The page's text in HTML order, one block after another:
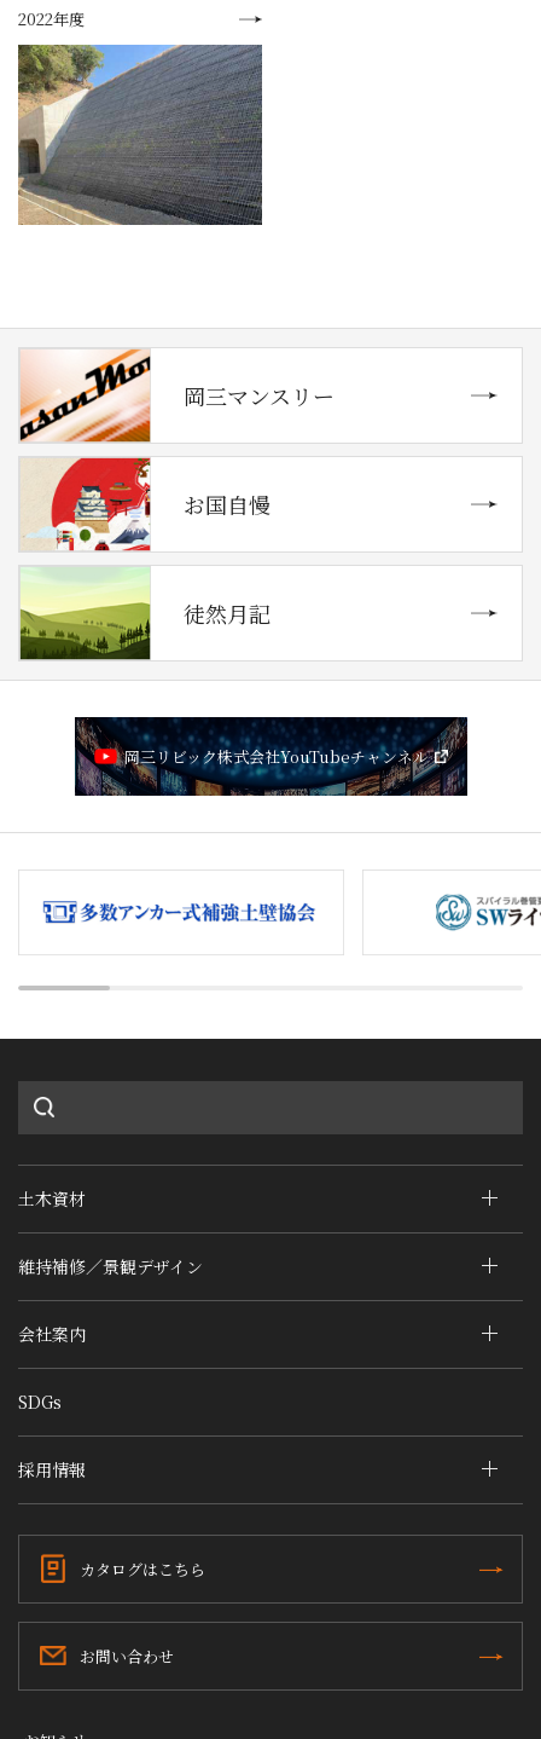
2022年度
岡三マンスリー
お国自慢
徒然月記
岡三リビック株式会社YouTubeチャンネル
土木資材
維持補修／景観デザイン
会社案内
SDGs
採用情報
カタログはこちら
お問い合わせ